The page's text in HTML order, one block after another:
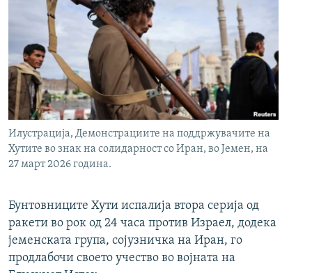
Илустрација, Демонстрациите на поддржувачите на
Хутите во знак на солидарност со Иран, во Јемен, на
27 март 2026 година.
Бунтовниците Хути испалија втора серија од
ракети во рок од 24 часа против Израел, додека
јеменската група, сојузничка на Иран, го
продлабочи своето учество во војната на